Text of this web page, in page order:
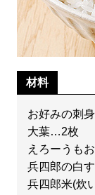
材料
お好みの刺
大葉…2枚
えろーうも
兵四郎の白
兵四郎米(炊